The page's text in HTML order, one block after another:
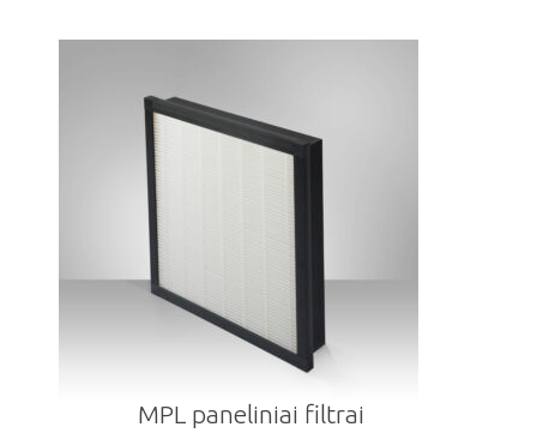
MPL paneliniai filtrai